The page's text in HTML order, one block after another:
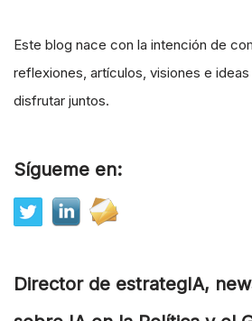
Este blog nace con la intención de
reflexiones, artículos, visiones e
disfrutar juntos.
Sígueme en:
Director de estrategIA,